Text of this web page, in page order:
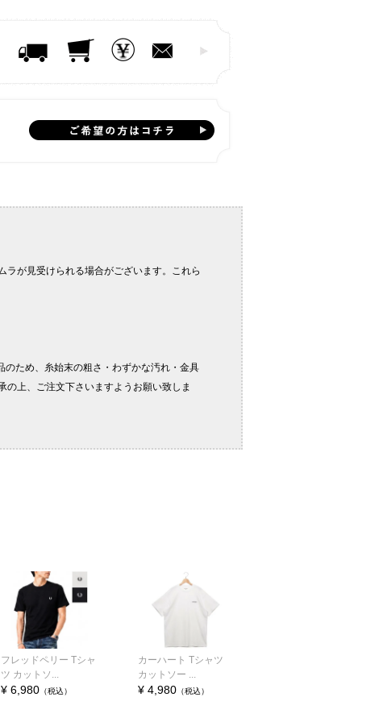
フレッドペリー Tシャ
ツ カットソ...
¥ 6,980 （税込）
カーハート Tシャツ
カットソー ...
¥ 4,980 （税込）